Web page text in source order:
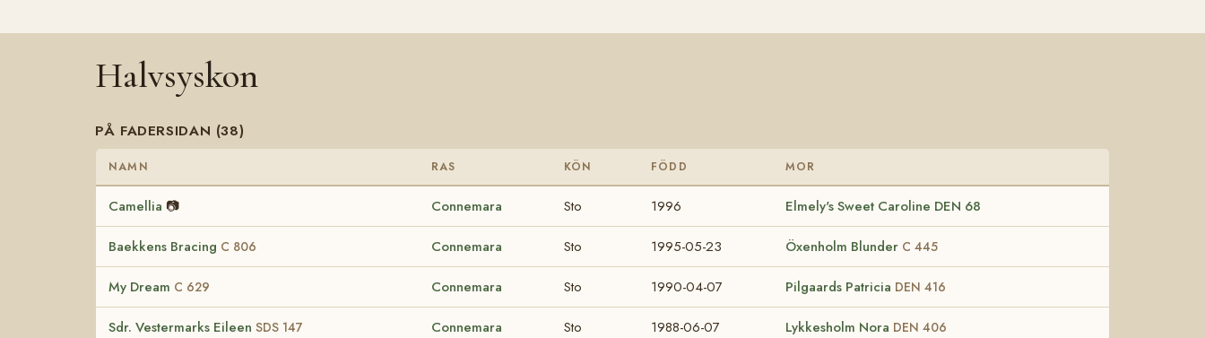
Halvsyskon
PÅ FADERSIDAN (38)
NAMN RAS KÖN FÖDD MOR
Camellia 📷 Connemara Sto 1996 Elmely's Sweet Caroline DEN 68
Baekkens Bracing C 806 Connemara Sto 1995-05-23 Öxenholm Blunder C 445
My Dream C 629 Connemara Sto 1990-04-07 Pilgaards Patricia DEN 416
Sdr. Vestermarks Eileen SDS 147 Connemara Sto 1988-06-07 Lykkesholm Nora DEN 406